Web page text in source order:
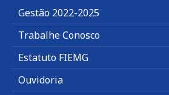
Gestão 2022-2025
Trabalhe Conosco
Estatuto FIEMG
Ouvidoria